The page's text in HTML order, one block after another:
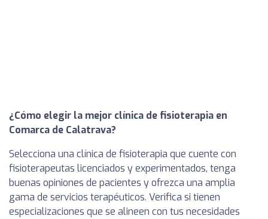
¿Cómo elegir la mejor clínica de fisioterapia en
Comarca de Calatrava?
Selecciona una clínica de fisioterapia que cuente con
fisioterapeutas licenciados y experimentados, tenga
buenas opiniones de pacientes y ofrezca una amplia
gama de servicios terapéuticos. Verifica si tienen
especializaciones que se alineen con tus necesidades